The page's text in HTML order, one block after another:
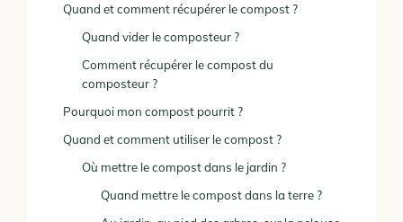
Quand et comment récupérer le compost ?
Quand vider le composteur ?
Comment récupérer le compost du
composteur ?
Pourquoi mon compost pourrit ?
Quand et comment utiliser le compost ?
Où mettre le compost dans le jardin ?
Quand mettre le compost dans la terre ?